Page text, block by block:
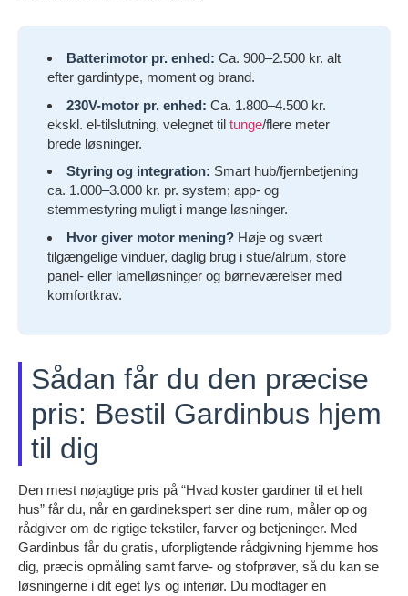
Batterimotor pr. enhed: Ca. 900–2.500 kr. alt
efter gardintype, moment og brand.
230V-motor pr. enhed: Ca. 1.800–4.500 kr.
ekskl. el-tilslutning, velegnet til tunge/flere meter
brede løsninger.
Styring og integration: Smart hub/fjernbetjening
ca. 1.000–3.000 kr. pr. system; app- og
stemmestyring muligt i mange løsninger.
Hvor giver motor mening? Høje og svært
tilgængelige vinduer, daglig brug i stue/alrum, store
panel- eller lamelløsninger og børneværelser med
komfortkrav.
Sådan får du den præcise
pris: Bestil Gardinbus hjem
til dig
Den mest nøjagtige pris på “Hvad koster gardiner til et helt
hus” får du, når en gardinekspert ser dine rum, måler op og
rådgiver om de rigtige tekstiler, farver og betjeninger. Med
Gardinbus får du gratis, uforpligtende rådgivning hjemme hos
dig, præcis opmåling samt farve- og stofprøver, så du kan se
løsningerne i dit eget lys og interiør. Du modtager en